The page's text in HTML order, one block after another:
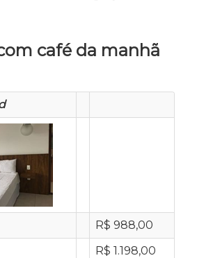
café da manhã
R$ 988,00
R$ 1.198,00